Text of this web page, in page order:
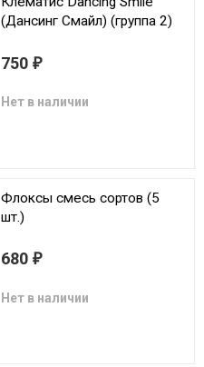
(Дансинг Смайл) (группа 2)
750 ₽
Нет в наличии
Флоксы смесь сортов (5
шт.)
680 ₽
Нет в наличии